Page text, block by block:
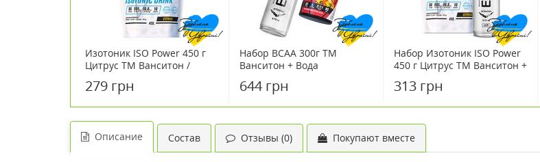
Изотоник ISO Power 450 г
Цитрус ТМ Ванситон /
279 грн
Набор BCAA 300г ТМ
Ванситон + Вода
Печаевская
644 грн
Набор Изотоник ISO Power
450 г Цитрус ТМ Ванситон +
Печаевская
313 грн
Описание Состав Отзывы (0) Покупают вместе